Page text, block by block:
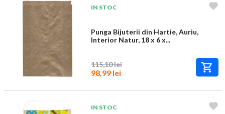
IN STOC
Punga Bijuterii din Hartie, Auriu,
Interior Natur, 18 x 6 x...
115,10 lei
98,99 lei
IN STOC